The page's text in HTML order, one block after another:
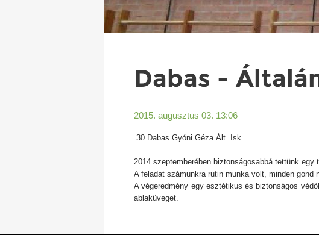
Dabas -
2015. augusztus 03. 13:06
.30 Dabas Gyóni Géza Ált. Isk.
2014 szeptemberében biztonságosabbá tettünk
A feladat számunkra rutin munka volt, minden
A végeredmény egy esztétikus és biztonságos
ablaküveget.